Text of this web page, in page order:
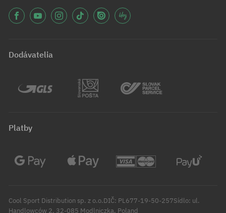
Dodávatelia
Platby
Cool Sport Distribution sp. z o.o.DIČ: PL677-19-50-257Sídlo: ul.
Handlowców 2, 32-085 Modlniczka, Poland